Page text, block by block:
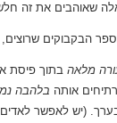
שאוהבים את זה
הבקבוקים
מלאה בתוך פיסת
אותה בלהבה
שעות ב-2 ליטר של מים